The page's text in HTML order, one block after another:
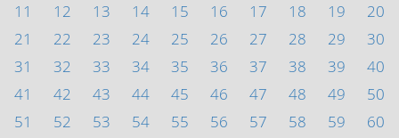
11
12 13 14 15 16 17 18 19
20
21
22 23 24 25 26 27 28 29
30
31
32 33 34 35 36 37 38 39
40
41
42 43 44 45 46 47 48 49
50
51
52 53 54 55 56 57 58 59
60